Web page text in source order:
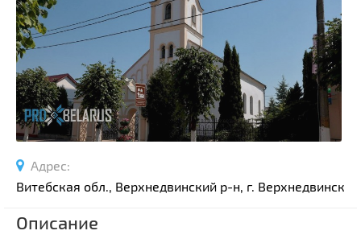
Гражданская архитектура
Спортивные сооружения
Производства
Ратуши
Родовые усадьбы
Садово-парковая архитектура
Озера и водоемы
Памятники археологии
Адрес:
Витебская обл., Верхнедвинский р-н, г. Верхнедвинск
Описание